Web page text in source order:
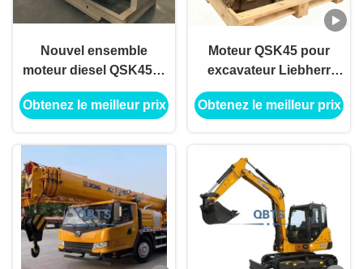
Nouvel ensemble
moteur diesel QSK45-C
de haute qualité pour la
construction
Obtenez le meilleur prix
Moteur QSK45 pour
excavateur Liebherr
R9250 neuf
Obtenez le meilleur prix